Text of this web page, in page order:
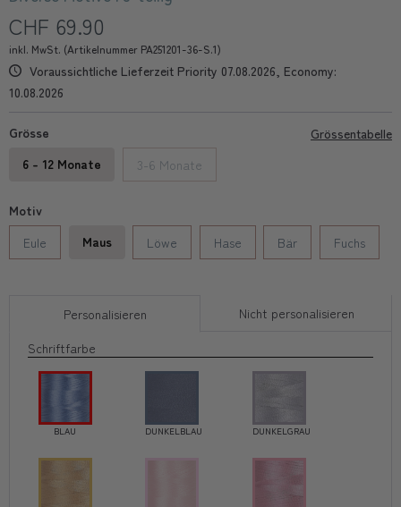
CHF 69.90
inkl. MwSt. (Artikelnummer PA251201-36-S.1)
Voraussichtliche Lieferzeit Priority 07.08.2026, Economy:
10.08.2026
Grössentabelle
Grösse
6 - 12 Monate
3-6 Monate
Motiv
Eule
Maus Löwe Hase Bär Fuchs
Personalisieren
Nicht personalisieren
Schriftfarbe
BLAU DUNKELBLAU DUNKELGRAU